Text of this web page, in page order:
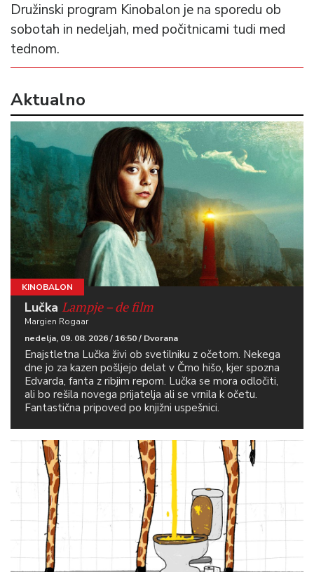
Družinski program Kinobalon je na sporedu ob
sobotah in nedeljah, med počitnicami tudi med
tednom.
Aktualno
KINOBALON
Lučka Lampje – de film
Margien Rogaar
nedelja, 09. 08. 2026 / 16:50 / Dvorana
Enajstletna Lučka živi ob svetilniku z očetom. Nekega
dne jo za kazen pošljejo delat v Črno hišo, kjer spozna
Edvarda, fanta z ribjim repom. Lučka se mora odločiti,
ali bo rešila novega prijatelja ali se vrnila k očetu.
Fantastična pripoved po knjižni uspešnici.